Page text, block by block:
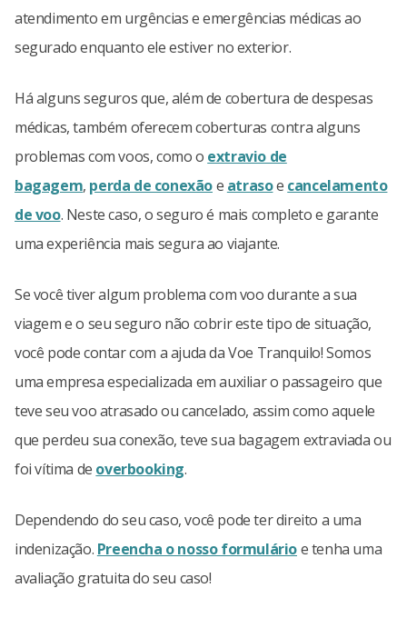
atendimento em urgências e emergências médicas ao
segurado enquanto ele estiver no exterior.
Há alguns seguros que, além de cobertura de despesas
médicas, também oferecem coberturas contra alguns
problemas com voos, como o extravio de
bagagem, perda de conexãoe atrasoe cancelamento
de voo. Neste caso, o seguro é mais completo e garante
uma experiência mais segura ao viajante.
Se você tiver algum problema com voo durante a sua
viagem e o seu seguro não cobrir este tipo de situação,
você pode contar com a ajuda da Voe Tranquilo! Somos
uma empresa especializada em auxiliar o passageiro que
teve seu voo atrasado ou cancelado, assim como aquele
que perdeu sua conexão, teve sua bagagem extraviada ou
foi vítima de overbooking.
Dependendo do seu caso, você pode ter direito a uma
indenização. Preencha o nosso formulárioe tenha uma
avaliação gratuita do seu caso!